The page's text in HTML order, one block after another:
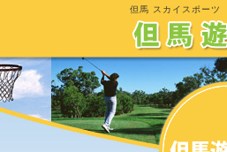
但馬 スカイスポーツ